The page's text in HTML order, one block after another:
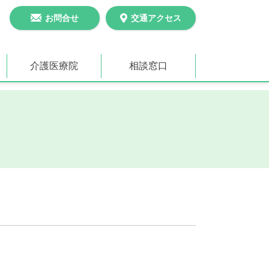
お問合せ 交通アクセス
介護医療院 相談窓口